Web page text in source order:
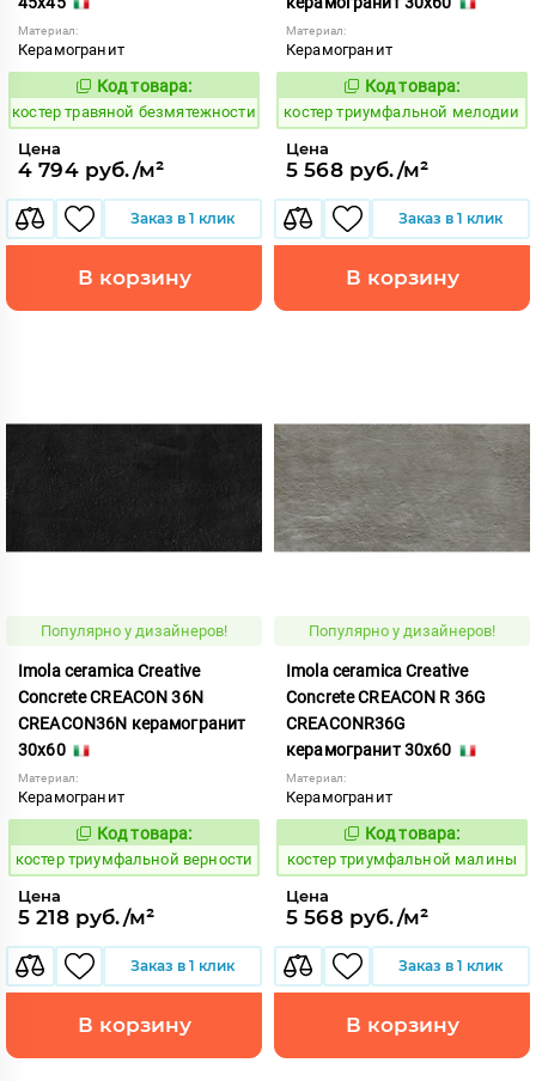
Материал:
Керамогранит
809754
Код товара:
костер травяной безмятежности
Цена
4 794 руб./м²
Заказ в 1 клик
В корзину
Материал:
Керамогранит
809923
Код товара:
костер триумфальной мелодии
Цена
5 568 руб./м²
Заказ в 1 клик
В корзину
Популярно у дизайнеров!
Imola ceramica Creative
Concrete CREACON 36N
CREACON36N керамогранит
30x60
Материал:
Керамогранит
809881
Код товара:
костер триумфальной верности
Цена
5 218 руб./м²
Заказ в 1 клик
В корзину
Популярно у дизайнеров!
Imola ceramica Creative
Concrete CREACON R 36G
CREACONR36G
керамогранит 30x60
Материал:
Керамогранит
809921
Код товара:
костер триумфальной малины
Цена
5 568 руб./м²
Заказ в 1 клик
В корзину